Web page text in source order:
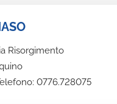
Risorgimento
0776.728075